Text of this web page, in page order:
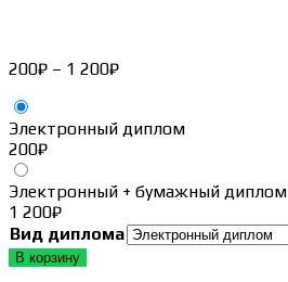
200₽ – 1 200₽Диапазон
–
Электронный диплом
200₽
Электронный + бумажный диплом
1 200₽
Вид диплома
В корзину